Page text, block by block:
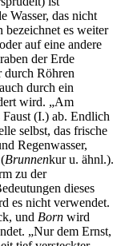
Wasser, das nicht
es weiter
auf eine andere
der Erde
durch Röhren
durch ein
wird. „Am
Faust (I.) ab. Endlich
selbst, das frische
Regenwasser,
Brunnenkur u. ähnl.).
zu der
dieses
es nicht verwendet.
und Born wird
„Nur dem Ernst,